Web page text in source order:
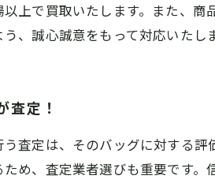
上で買取いたします。また、
、誠心誠意をもって対応いたし
査定！
査定は、そのバッグに対する
め、査定業者選びも重要です